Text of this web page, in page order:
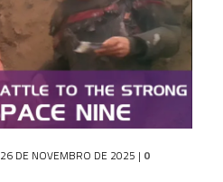
26 DE NOVEMBRO DE 2025 | 0